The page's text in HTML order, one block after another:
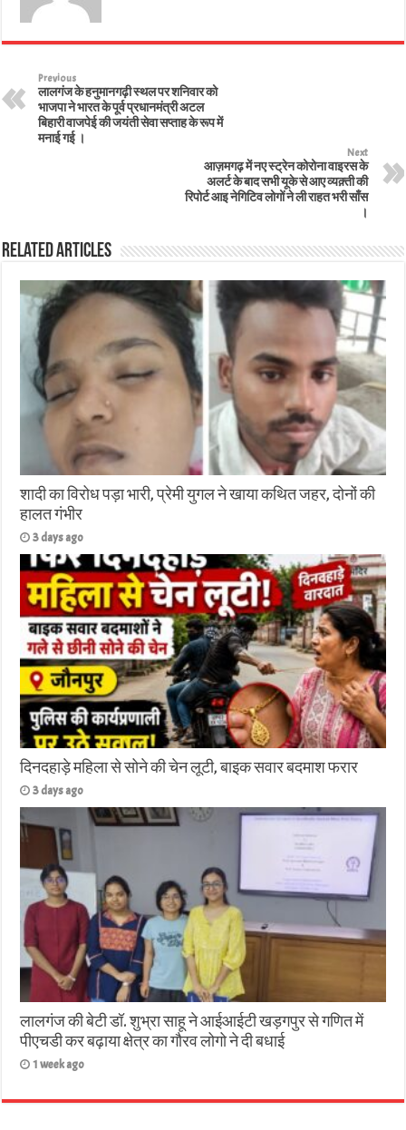
Previous
लालगंज के हनुमानगढ़ी स्थल पर शनिवार को
भाजपा ने भारत के पूर्व प्रधानमंत्री अटल
बिहारी वाजपेई की जयंती सेवा सप्ताह के रूप में
मनाई गई ।
Next
आज़मगढ़ में नए स्ट्रेन कोरोना वाइरस के
अलर्ट के बाद सभी यूके से आए व्यक़्ती की
रिपोर्ट आइ नेगिटिव लोगों ने ली राहत भरी साँस
।
Related Articles
शादी का विरोध पड़ा भारी, प्रेमी युगल ने खाया कथित जहर, दोनों की
हालत गंभीर
3 days ago
दिनदहाड़े महिला से सोने की चेन लूटी, बाइक सवार बदमाश फरार
3 days ago
लालगंज की बेटी डॉ. शुभ्रा साहू ने आईआईटी खड़गपुर से गणित में
पीएचडी कर बढ़ाया क्षेत्र का गौरव लोगो ने दी बधाई
1 week ago